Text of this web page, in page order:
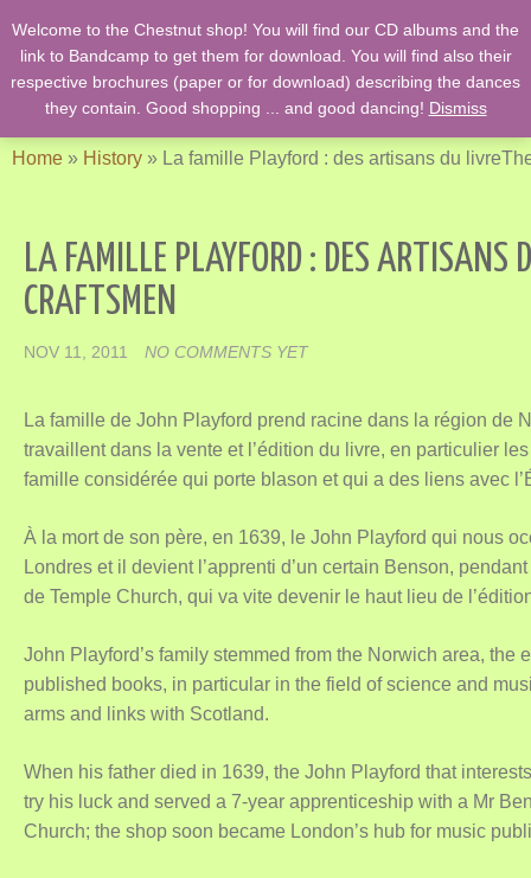
English Country Dancing & Danses anciennes de l'époque des
Stuarts …. et des romans de Jane Austen !
Home » History » La famille Playford : des artisans du livre
LA FAMILLE PLAYFORD : DES ARTISANS
CRAFTSMEN
NOV 11, 2011 NO COMMENTS YET
La famille de John Playford prend racine dans la région de
travaillent dans la vente et l’édition du livre, en particulier
famille considérée qui porte blason et qui a des liens avec
À la mort de son père, en 1639, le John Playford qui nous
Londres et il devient l’apprenti d’un certain Benson,
de Temple Church, qui va vite devenir le haut lieu de
John Playford’s family stemmed from the Norwich area,
published books, in particular in the field of science and
arms and links with Scotland.
When his father died in 1639, the John Playford that
try his luck and served a 7-year apprenticeship with a Mr
Church; the shop soon became London’s hub for music
Welcome to the Chestnut shop! You will find our CD albums and the
link to Bandcamp to get them for download. You will find also their
respective brochures (paper or for download) describing the dances
they contain. Good shopping ... and good dancing! Dismiss